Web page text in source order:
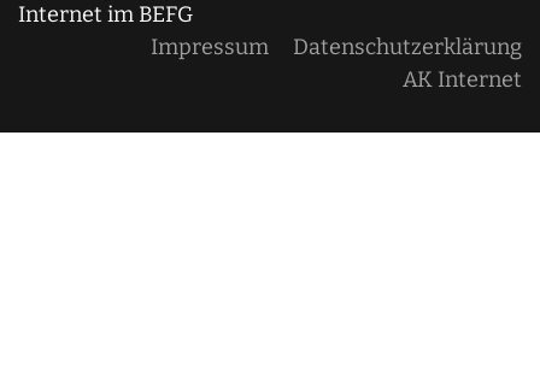
Internet im BEFG
Impressum
Datenschutzerklärung
AK Internet